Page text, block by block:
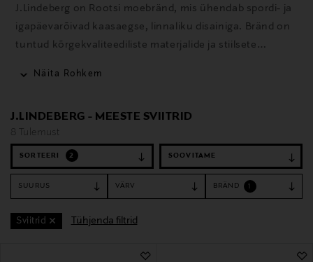
J.Lindeberg on Rootsi moebränd, mis ühendab spordi- ja
igapäevarõivad kaasaegse, linnaliku disainiga. Bränd on
tuntud kõrgekvaliteediliste materjalide ja stiilsete
Näita Rohkem
J.LINDEBERG - MEESTE SVIITRID
8 Tulemust
SORTEERI 2
SUURUS VÄRV BRÄND
Sviitrid Tühjenda filtrid